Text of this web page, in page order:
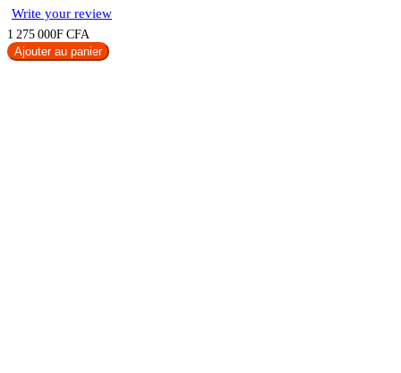
Write your review
1 275 000F CFA
Ajouter au panier